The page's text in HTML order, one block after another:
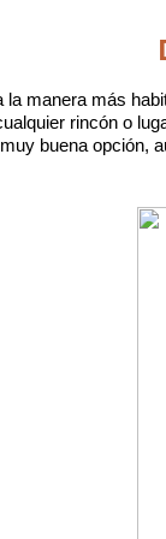
manera más
rincón o
buena opción,